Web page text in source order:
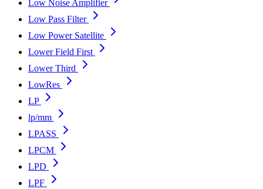
Low Noise Amplifier
Low Pass Filter
Low Power Satellite
Lower Field First
Lower Third
LowRes
LP
lp/mm
LPASS
LPCM
LPD
LPF